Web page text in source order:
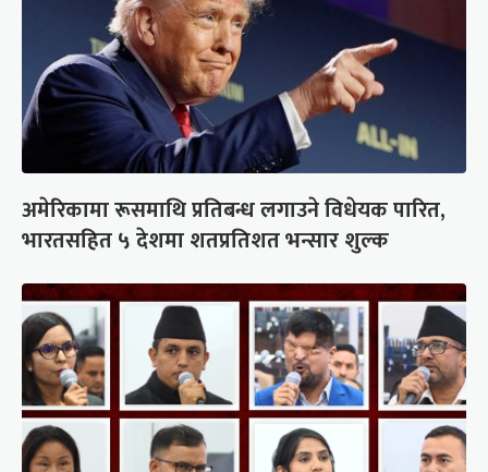
अमेरिकामा रूसमाथि प्रतिबन्ध लगाउने विधेयक पारित,
भारतसहित ५ देशमा शतप्रतिशत भन्सार शुल्क